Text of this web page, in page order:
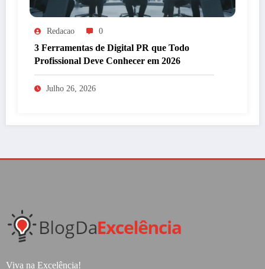
Redacao 0
3 Ferramentas de Digital PR que Todo
Profissional Deve Conhecer em 2026
Julho 26, 2026
Viva na Excelência!